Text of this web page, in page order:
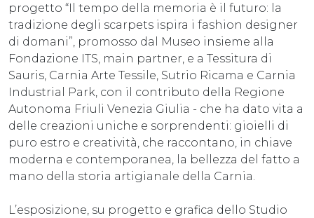
progetto “Il tempo della memoria è il futuro: la
tradizione degli scarpets ispira i fashion designer
di domani”, promosso dal Museo insieme alla
Fondazione ITS, main partner, e a Tessitura di
Sauris, Carnia Arte Tessile, Sutrio Ricama e Carnia
Industrial Park, con il contributo della Regione
Autonoma Friuli Venezia Giulia - che ha dato vita a
delle creazioni uniche e sorprendenti: gioielli di
puro estro e creatività, che raccontano, in chiave
moderna e contemporanea, la bellezza del fatto a
mano della storia artigianale della Carnia.
L’esposizione, su progetto e grafica dello Studio